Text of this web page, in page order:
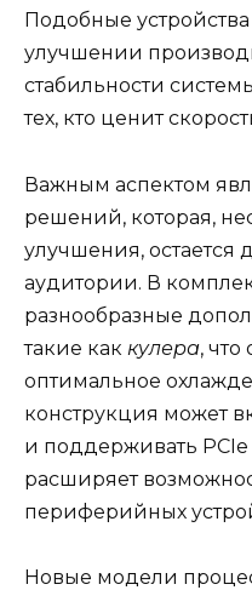
Подобные
улучшении
стабильности
тех, кто ценит
Важным аспектом
решений, которая,
улучшения,
аудитории. В
разнообразные
такие как кулера, что
оптимальное
конструкция может
и поддерживать PCIe
расширяет
периферийных
Новые модели